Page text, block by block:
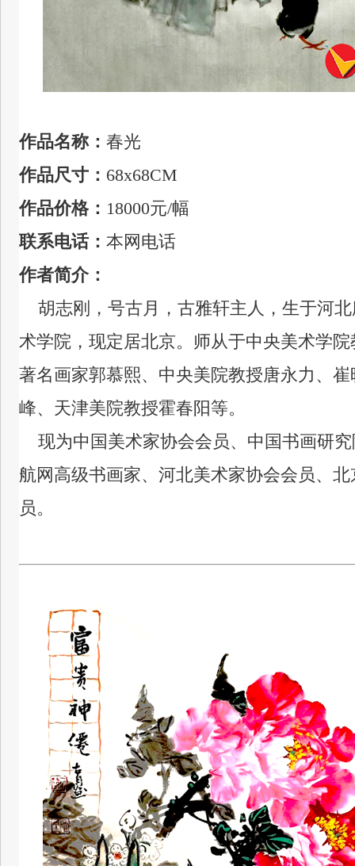
作品名称： 春光
作品尺寸： 68x68CM
作品价格： 18000元/幅
联系电话： 本网电话
作者简介：
胡志刚，号古月，古雅轩主人，生于河
术学院，现定居北京。 师从于中央美术学
著名画家郭慕熙、中央美院教授唐永力、
峰、天津美院教授霍春阳等。
现为中国美术家协会会员、中国书画研
航网高级书画家、河北美术家协会会员、
员。